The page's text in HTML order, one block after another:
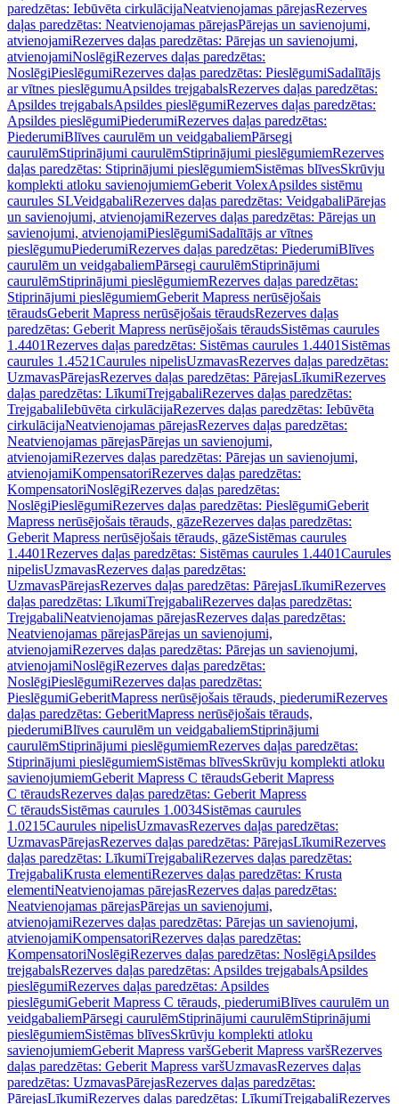
paredzētas: Iebūvēta cirkulācijaNeatvienojamas pārejasRezerves
daļas paredzētas: Neatvienojamas pārejasPārejas un savienojumi,
atvienojamiRezerves daļas paredzētas: Pārejas un savienojumi,
atvienojamiNoslēgiRezerves daļas paredzētas:
NoslēgiPieslēgumiRezerves daļas paredzētas: PieslēgumiSadalītājs
ar vītnes pieslēgumuApsildes trejgabalsRezerves daļas paredzētas:
Apsildes trejgabalsApsildes pieslēgumiRezerves daļas paredzētas:
Apsildes pieslēgumiPiederumiRezerves daļas paredzētas:
PiederumiBlīves caurulēm un veidgabaliemPārsegi
caurulēmStiprinājumi caurulēmStiprinājumi pieslēgumiemRezerves
daļas paredzētas: Stiprinājumi pieslēgumiemSistēmas blīvesSkrūvju
komplekti atloku savienojumiemGeberit VolexApsildes sistēmu
caurules SLVeidgabaliRezerves daļas paredzētas: VeidgabaliPārejas
un savienojumi, atvienojamiRezerves daļas paredzētas: Pārejas un
savienojumi, atvienojamiPieslēgumiSadalītājs ar vītnes
pieslēgumuPiederumiRezerves daļas paredzētas: PiederumiBlīves
caurulēm un veidgabaliemPārsegi caurulēmStiprinājumi
caurulēmStiprinājumi pieslēgumiemRezerves daļas paredzētas:
Stiprinājumi pieslēgumiemGeberit Mapress nerūsējošais
tēraudsGeberit Mapress nerūsējošais tēraudsRezerves daļas
paredzētas: Geberit Mapress nerūsējošais tēraudsSistēmas caurules
1.4401Rezerves daļas paredzētas: Sistēmas caurules 1.4401 Sistēmas
caurules 1.4521Caurules nipelisUzmavasRezerves daļas paredzētas:
UzmavasPārejasRezerves daļas paredzētas: PārejasLīkumiRezerves
daļas paredzētas: LīkumiTrejgabaliRezerves daļas paredzētas:
TrejgabaliIebūvēta cirkulācijaRezerves daļas paredzētas: Iebūvēta
cirkulācijaNeatvienojamas pārejasRezerves daļas paredzētas:
Neatvienojamas pārejasPārejas un savienojumi,
atvienojamiRezerves daļas paredzētas: Pārejas un savienojumi,
atvienojamiKompensatoriRezerves daļas paredzētas:
KompensatoriNoslēgiRezerves daļas paredzētas:
NoslēgiPieslēgumiRezerves daļas paredzētas: PieslēgumiGeberit
Mapress nerūsējošais tērauds, gāzeRezerves daļas paredzētas:
Geberit Mapress nerūsējošais tērauds, gāzeSistēmas caurules
1.4401Rezerves daļas paredzētas: Sistēmas caurules 1.4401Caurules
nipelisUzmavasRezerves daļas paredzētas:
UzmavasPārejasRezerves daļas paredzētas: PārejasLīkumiRezerves
daļas paredzētas: LīkumiTrejgabaliRezerves daļas paredzētas:
TrejgabaliNeatvienojamas pārejasRezerves daļas paredzētas:
Neatvienojamas pārejasPārejas un savienojumi,
atvienojamiRezerves daļas paredzētas: Pārejas un savienojumi,
atvienojamiNoslēgiRezerves daļas paredzētas:
NoslēgiPieslēgumiRezerves daļas paredzētas:
PieslēgumiGeberitMapress nerūsējošais tērauds, piederumiRezerves
daļas paredzētas: GeberitMapress nerūsējošais tērauds,
piederumiBlīves caurulēm un veidgabaliemStiprinājumi
caurulēmStiprinājumi pieslēgumiemRezerves daļas paredzētas:
Stiprinājumi pieslēgumiemSistēmas blīvesSkrūvju komplekti atloku
savienojumiemGeberit Mapress C tēraudsGeberit Mapress
C tēraudsRezerves daļas paredzētas: Geberit Mapress
C tēraudsSistēmas caurules 1.0034Sistēmas caurules
1.0215Caurules nipelisUzmavasRezerves daļas paredzētas:
UzmavasPārejasRezerves daļas paredzētas: PārejasLīkumiRezerves
daļas paredzētas: LīkumiTrejgabaliRezerves daļas paredzētas:
TrejgabaliKrusta elementiRezerves daļas paredzētas: Krusta
elementiNeatvienojamas pārejasRezerves daļas paredzētas:
Neatvienojamas pārejasPārejas un savienojumi,
atvienojamiRezerves daļas paredzētas: Pārejas un savienojumi,
atvienojamiKompensatoriRezerves daļas paredzētas:
KompensatoriNoslēgiRezerves daļas paredzētas: NoslēgiApsildes
trejgabalsRezerves daļas paredzētas: Apsildes trejgabalsApsildes
pieslēgumiRezerves daļas paredzētas: Apsildes
pieslēgumiGeberit Mapress C tērauds, piederumiBlīves caurulēm un
veidgabaliemPārsegi caurulēmStiprinājumi caurulēmStiprinājumi
pieslēgumiemSistēmas blīvesSkrūvju komplekti atloku
savienojumiemGeberit Mapress varšGeberit Mapress varšRezerves
daļas paredzētas: Geberit Mapress varšUzmavasRezerves daļas
paredzētas: UzmavasPārejasRezerves daļas paredzētas:
PārejasLīkumiRezerves daļas paredzētas: LīkumiTrejgabaliRezerves